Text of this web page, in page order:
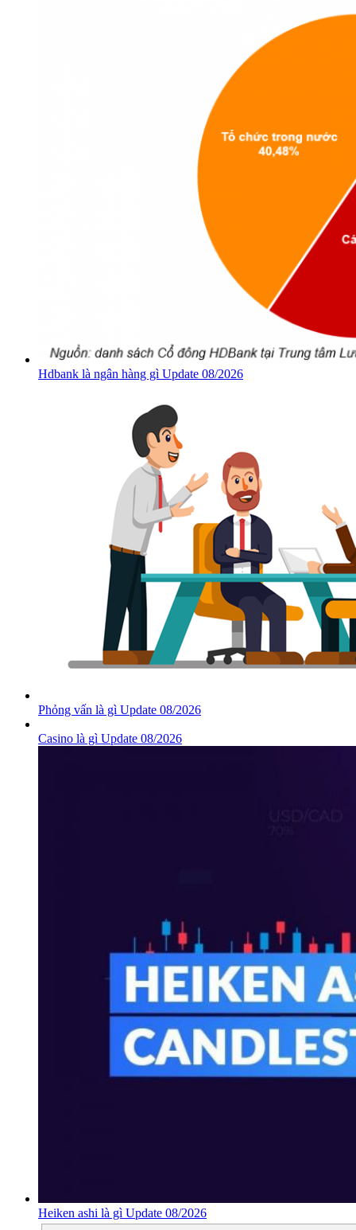
Hdbank là ngân hàng gì Update 08/2026
Phỏng vấn là gì Update 08/2026
Casino là gì Update 08/2026
Heiken ashi là gì Update 08/2026